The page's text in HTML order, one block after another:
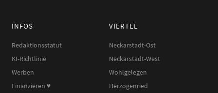
INFOS
Redaktionsstatut
KI-Richtlinie
Werben
Finanzieren ♥︎
VIERTEL
Neckarstadt-Ost
Neckarstadt-West
Wohlgelegen
Herzogenried